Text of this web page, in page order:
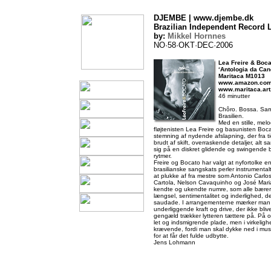
DJEMBE | www.djembe.dk
Brazilian Independent Record
by: Mikkel Hornnes
NO·58·OKT·DEC·2006
Lea Freire &
‘Antologia da
Maritaca M1013
46 minutter
Chôro. Bossa.
Brasilien.
Med en stille,
fløjtenisten Lea Freire og basunisten
stemning af nydende afslapning, der fra
brudt af skift, overraskende detaljer, alt
sig på en diskret glidende og swingende
rytmer.
Freire og Bocato har valgt at nyfortolke
brasilianske sangskats perler
at plukke af fra mestre som Antonio
Cartola, Nelson Cavaquinho og José
kendte og ukendte numre, som alle
længsel, sentimentalitet og inderlighed,
saudade. I arrangementerne mærker
underliggende kraft og drive, der ikke
gengæld trækker lytteren tættere på. På
let og indsmigrende plade, men i
krævende, fordi man skal dykke ned i
for at får det fulde udbytte.
Jens Lohmann